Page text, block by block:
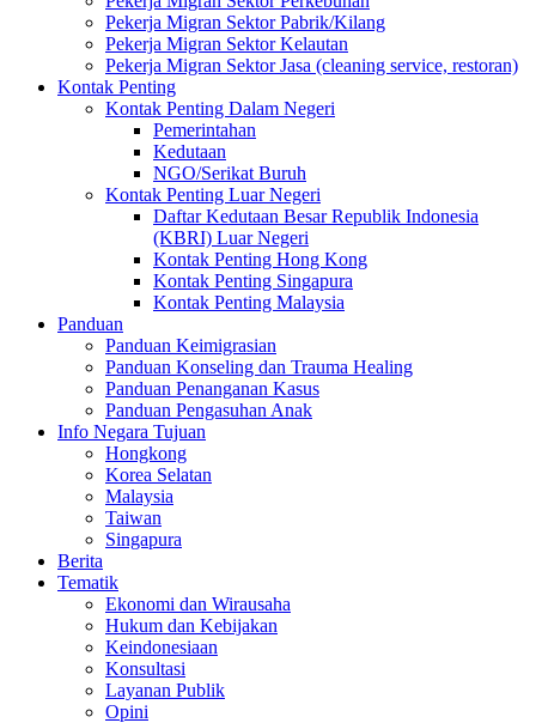
Pekerja Migran Sektor Pabrik/Kilang
Pekerja Migran Sektor Kelautan
Pekerja Migran Sektor Jasa (cleaning service, restoran)
Kontak Penting
Kontak Penting Dalam Negeri
Pemerintahan
Kedutaan
NGO/Serikat Buruh
Kontak Penting Luar Negeri
Daftar Kedutaan Besar Republik Indonesia
(KBRI) Luar Negeri
Kontak Penting Hong Kong
Kontak Penting Singapura
Kontak Penting Malaysia
Panduan
Panduan Keimigrasian
Panduan Konseling dan Trauma Healing
Panduan Penanganan Kasus
Panduan Pengasuhan Anak
Info Negara Tujuan
Hongkong
Korea Selatan
Malaysia
Taiwan
Singapura
Berita
Tematik
Ekonomi dan Wirausaha
Hukum dan Kebijakan
Keindonesiaan
Konsultasi
Layanan Publik
Opini